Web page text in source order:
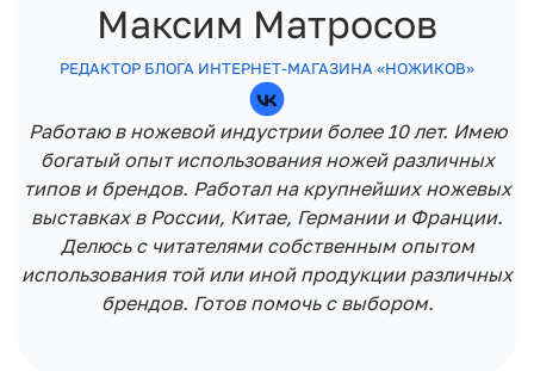
Максим Матросов
РЕДАКТОР БЛОГА ИНТЕРНЕТ-МАГАЗИНА «НОЖИКОВ»
Работаю в ножевой индустрии более 10 лет. Имею
богатый опыт использования ножей различных
типов и брендов. Работал на крупнейших ножевых
выставках в России, Китае, Германии и Франции.
Делюсь с читателями собственным опытом
использования той или иной продукции различных
брендов. Готов помочь с выбором.